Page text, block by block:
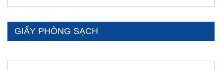
GIẤY PHÒNG SẠCH